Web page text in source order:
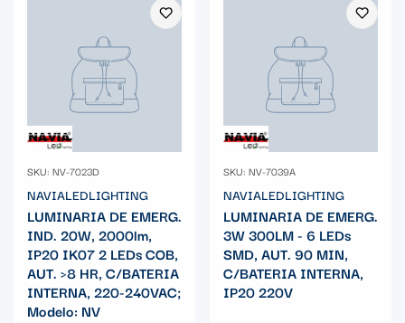
SKU: NV-7023D
NAVIALEDLIGHTING
LUMINARIA DE EMERG.
IND. 20W, 2000lm,
IP20 IK07 2 LEDs COB,
AUT. >8 HR, C/BATERIA
INTERNA, 220-240VAC;
Modelo: NV
SKU: NV-7039A
NAVIALEDLIGHTING
LUMINARIA DE EMERG.
3W 300LM - 6 LEDs
SMD, AUT. 90 MIN,
C/BATERIA INTERNA,
IP20 220V